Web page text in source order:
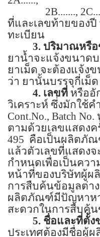
2B.......,
ที่และเลขท้ายของ
ทะเบียน
3. ปริมาณหรือ
ยาน้ำจะแจ้งขนาด
ยาเม็ด จะต้องแจ้ง
ว่า ยานั้นบรรจุกี่เม็ด
4. เลขที่ หรืออั
วิเคราะห์ ซึ่งมักใช้ค
Cont.No., Batch No.
ตามด้วยเลขแสดงค
495 คือเป็นผลิตภั
แล้วตัวเลขที่แสดง
กำหนดเพื่อเป็นคว
หน้าที่ของบริษัทผู้ผลิ
การสืบค้นข้อมูลต่า
ผลิตภัณฑ์มีปัญหาห
สะดวกในการสืบค้
5. ชื่อและที่ตั้ง
ประเทศต้องมีชื่อผู้